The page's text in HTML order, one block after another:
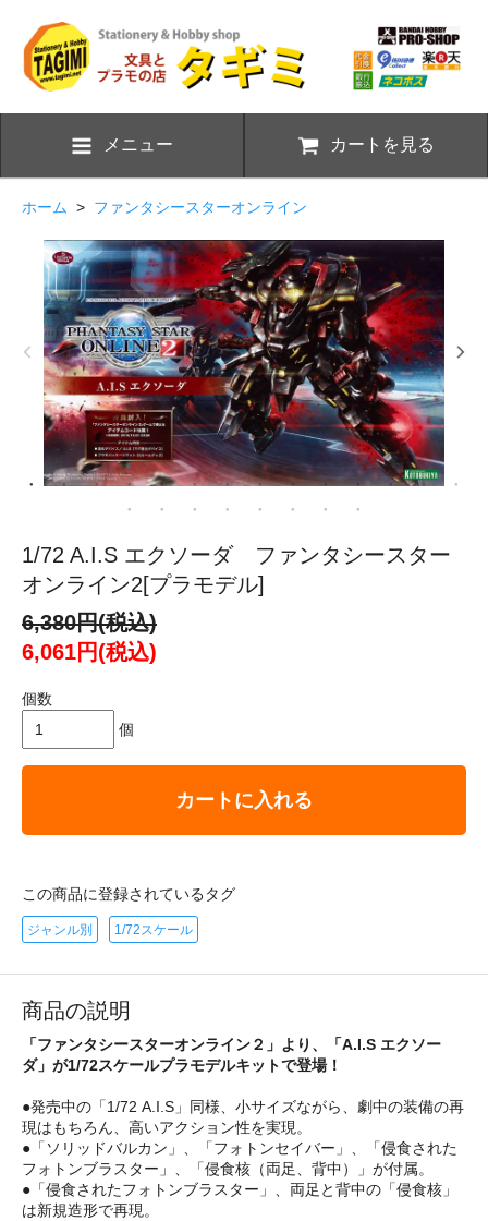
メニュー カートを見る
ホーム > ファンタシースターオンライン
1/72 A.I.S エクソーダ ファンタシースター
オンライン2[プラモデル]
6,380円(税込)
6,061円(税込)
個数
個
カートに入れる
この商品に登録されているタグ
ジャンル別 1/72スケール
商品の説明
「ファンタシースターオンライン２」より、「A.I.S エクソー
ダ」が1/72スケールプラモデルキットで登場！
●発売中の「1/72 A.I.S」同様、小サイズながら、劇中の装備の再
現はもちろん、高いアクション性を実現。
●「ソリッドバルカン」、「フォトンセイバー」、「侵食された
フォトンブラスター」、「侵食核（両足、背中）」が付属。
●「侵食されたフォトンブラスター」、両足と背中の「侵食核」
は新規造形で再現。